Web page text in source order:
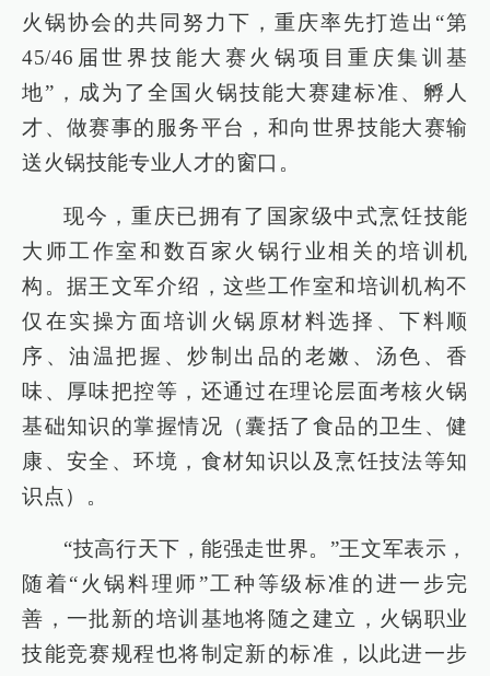
火锅协会的共同努力下，重庆率先打造出“第
45/46届世界技能大赛火锅项目重庆集训基
地”，成为了全国火锅技能大赛建标准、孵人
才、做赛事的服务平台，和向世界技能大赛输
送火锅技能专业人才的窗口。
现今，重庆已拥有了国家级中式烹饪技能
大师工作室和数百家火锅行业相关的培训机
构。据王文军介绍，这些工作室和培训机构不
仅在实操方面培训火锅原材料选择、下料顺
序、油温把握、炒制出品的老嫩、汤色、香
味、厚味把控等，还通过在理论层面考核火锅
基础知识的掌握情况（囊括了食品的卫生、健
康、安全、环境，食材知识以及烹饪技法等知
识点）。
“技高行天下，能强走世界。”王文军表示，
随着“火锅料理师”工种等级标准的进一步完
善，一批新的培训基地将随之建立，火锅职业
技能竞赛规程也将制定新的标准，以此进一步